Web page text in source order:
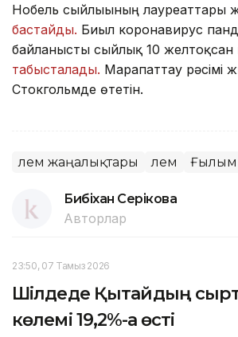
Нобель сыйлығының лауреаттары
бастайды. Биыл коронавирус
байланысты сыйлық 10 желтоқсан
табысталады. Марапаттау рәсімі
Стокгольмде өтетін.
Әлем жаңалықтары Әлем Ғылым
Бибіхан Серікова
Авторлар
23:50, 07 Тамыз 2026
Шілдеде Қытайдың
көлемі 19,2%-ға өсті